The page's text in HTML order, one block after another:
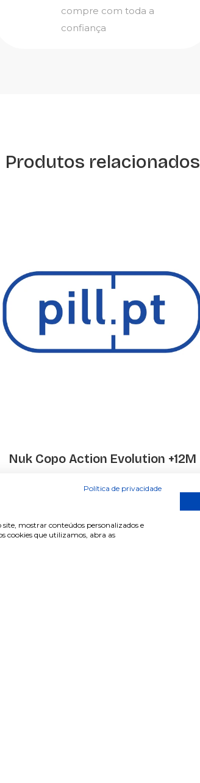
compre com toda a
confiança
Produtos relacionados
Nuk Copo Action Evolution +12M
Política de privacidade
site, mostrar conteúdos personalizados e
cookies que utilizamos, abra as